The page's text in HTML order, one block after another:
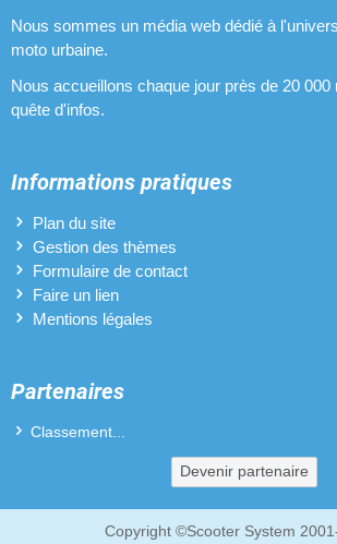
Nous sommes un média web dédié à
moto urbaine.
Nous accueillons chaque jour près de 20
quête d'infos.
Informations pratiques
Plan du site
Gestion des thèmes
Formulaire de contact
Faire un lien
Mentions légales
Partenaires
Classement...
Devenir partenaire
Copyright ©Scooter System